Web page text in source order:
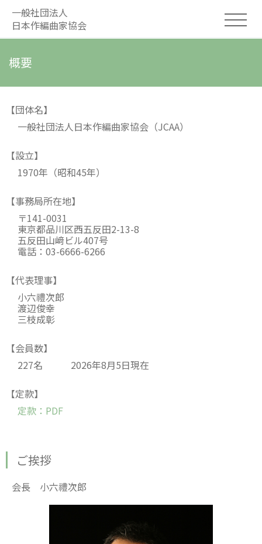
一般社団法人
日本作編曲家協会
概要
【団体名】
一般社団法人日本作編曲家協会（JCAA）
【設立】
1970年（昭和45年）
【事務局所在地】
〒141-0031
東京都品川区西五反田2-13-8
五反田山﨑ビル407号
電話：03-6666-6266
【代表理事】
小六禮次郎
渡辺俊幸
三枝成彰
【会員数】
227名 2026年8月5日現在
【定款】
定款：PDF
ご挨拶
会長 小六禮次郎